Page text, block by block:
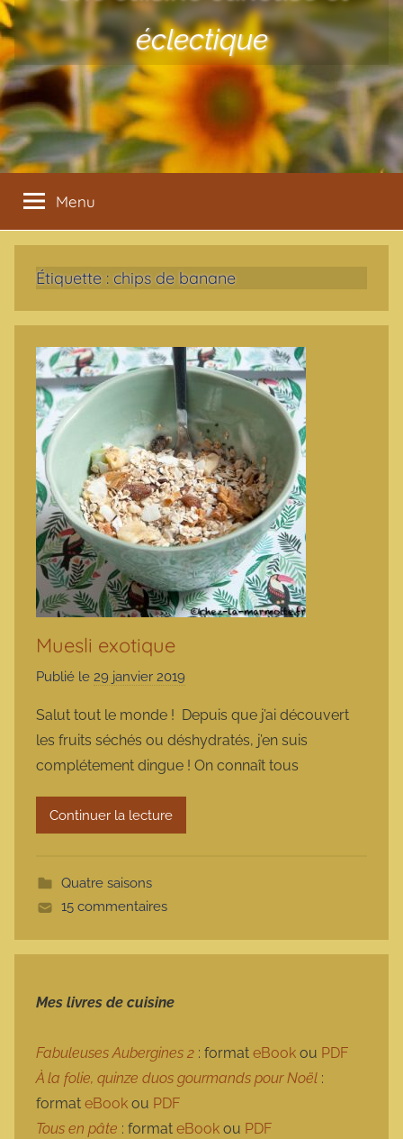
éclectique
Menu
Étiquette : chips de banane
Muesli exotique
Publié le 29 janvier 2019
r
m
a
r
Salut tout le monde ! Depuis que j’ai découvert
les fruits séchés ou déshydratés, j’en suis
complétement dingue ! On connaît tous
Continuer la lecture
Quatre saisons
15 commentaires
Mes livres de cuisine
Fabuleuses Aubergines 2 : format eBook ou PDF
À la folie, quinze duos gourmands pour Noël :
format eBook ou PDF
Tous en pâte : format eBook ou PDF